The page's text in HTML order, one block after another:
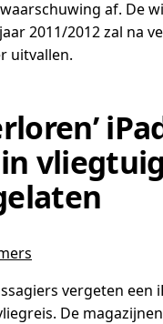
af. De
2011/2012 zal na
uitvallen.
vliegtuig
vergeten een
De